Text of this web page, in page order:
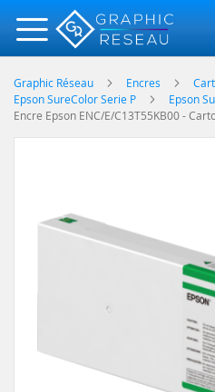
Graphic Réseau Encres
Epson SureColor Serie P
Epson
Encre Epson ENC/E/C13T55KB00 -
end